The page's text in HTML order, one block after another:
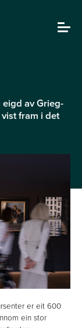
Toggle
av Grieg-
fram i det
er eit 600
ein stor